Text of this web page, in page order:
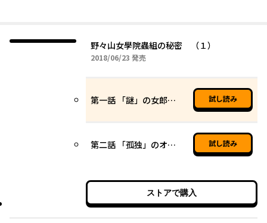
野々山女學院蟲組の秘密 （１）
2018/06/23 2018年06月23日
発売
第一話 「謎」の女郎蜘蛛 試し読み
第二話 「孤独」のオオミズアオ 試し読み
ストアで購入